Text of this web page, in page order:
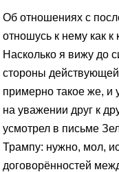
Об отношениях с
отношусь к нему как
Насколько я вижу до
стороны
примерно такое же, и
на уважении друг к
усмотрел в письме
Трампу: нужно, мол,
договорённостей